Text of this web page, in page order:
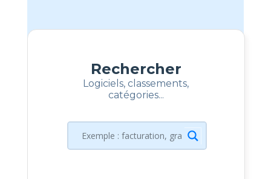
Rechercher
Logiciels, classements,
catégories...